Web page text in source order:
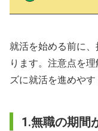
就活を始める前に
ります。注意点を
ズに就活を進めやす
1.無職の期間